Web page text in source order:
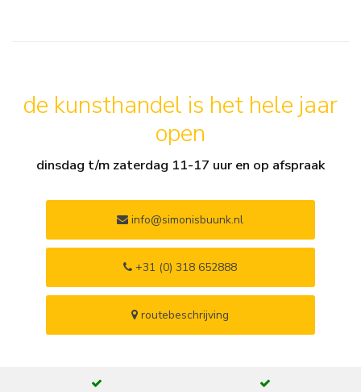
de kunsthandel is het hele jaar
open
dinsdag t/m zaterdag 11-17 uur en op afspraak
info@simonisbuunk.nl
+31 (0) 318 652888
routebeschrijving